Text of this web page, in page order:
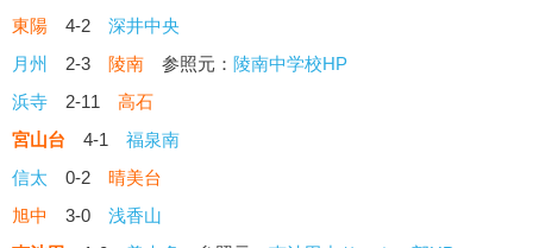
東陽 4-2 深井中央
月州
2-3 陵南 参照元： 陵南中学校HP
浜寺 2-11 高石
宮山台 4-1 福泉南
信太 0-2
晴美台
旭中
3-0 浅香山